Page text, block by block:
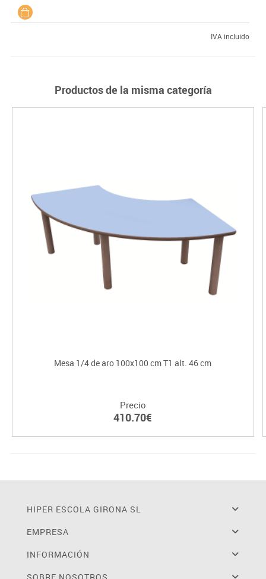
IVA incluido
Productos de la misma categoría
Mesa 1/4 de aro 100x100 cm T1 alt. 46 cm
Precio
410.70€
HIPER ESCOLA GIRONA SL
EMPRESA
INFORMACIÓN